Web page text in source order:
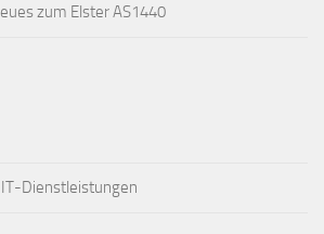
zum Elster AS1440
Dienstleistungen